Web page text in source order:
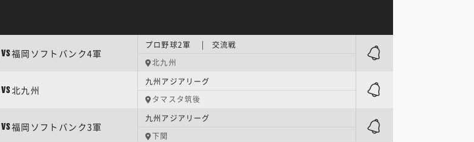
VS福岡ソフトバンク4軍
プロ野球2軍 | 交流戦
北九州
VS北九州
九州アジアリーグ
タマスタ筑後
VS福岡ソフトバンク3軍
九州アジアリーグ
下関